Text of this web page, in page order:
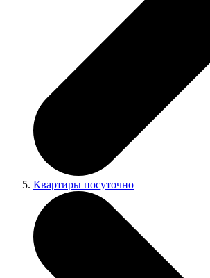
Квартиры посуточно